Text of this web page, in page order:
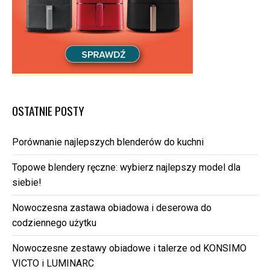
OSTATNIE POSTY
Porównanie najlepszych blenderów do kuchni
Topowe blendery ręczne: wybierz najlepszy model dla
siebie!
Nowoczesna zastawa obiadowa i deserowa do
codziennego użytku
Nowoczesne zestawy obiadowe i talerze od KONSIMO
VICTO i LUMINARC